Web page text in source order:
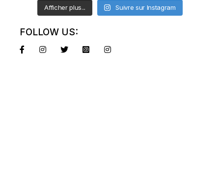
Afficher plus... Suivre sur Instagram
FOLLOW US: